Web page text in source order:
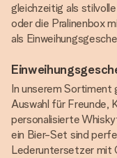
gleichzeitig als
oder die Pralinenbox
als
In unserem Sortiment
Auswahl für Freunde,
personalisierte
ein Bier-Set sind
Lederuntersetzer mit